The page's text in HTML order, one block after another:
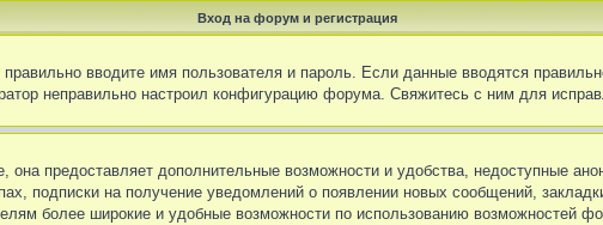
Вход на форум и регистрация
вводите имя пользователя и пароль. Если данные вводятся
неправильно настроил конфигурацию форума. Свяжитесь с ним для
предоставляет дополнительные возможности и удобства, недоступные
подписки на получение уведомлений о появлении новых сообщений,
более широкие и удобные возможности по использованию возможностей